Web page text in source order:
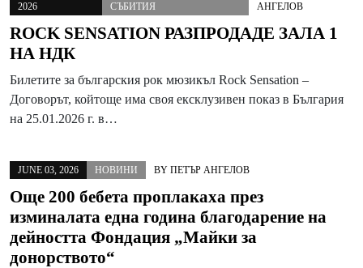
2026
СЪБИТИЯ
АНГЕЛОВ
ROCK SENSATION РАЗПРОДАДЕ ЗАЛА 1
НА НДК
Билетите за българския рок мюзикъл Rock Sensation –
Договорът, койтоще има своя ексклузивен показ в България
на 25.01.2026 г. в…
JUNE 03, 2026 НОВИНИ BY ПЕТЪР АНГЕЛОВ
Още 200 бебета проплакаха през
изминалата една година благодарение на
дейността Фондация „Майки за
донорството“